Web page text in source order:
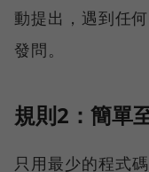
動提出，遇到任
發問。
規則2：簡單
只用最少的程式